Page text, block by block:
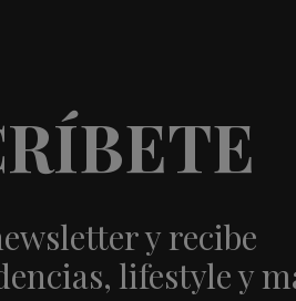
y recibe
lifestyle y